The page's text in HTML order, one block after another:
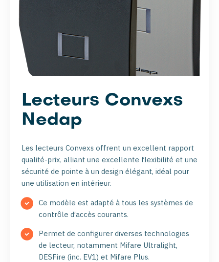
Lecteurs Convexs
Nedap
Les lecteurs Convexs offrent un excellent rapport
qualité-prix, alliant une excellente flexibilité et une
sécurité de pointe à un design élégant, idéal pour
une utilisation en intérieur.
Ce modèle est adapté à tous les systèmes de
contrôle d’accès courants.
Permet de configurer diverses technologies
de lecteur, notamment Mifare Ultralight,
DESFire (inc. EV1) et Mifare Plus.